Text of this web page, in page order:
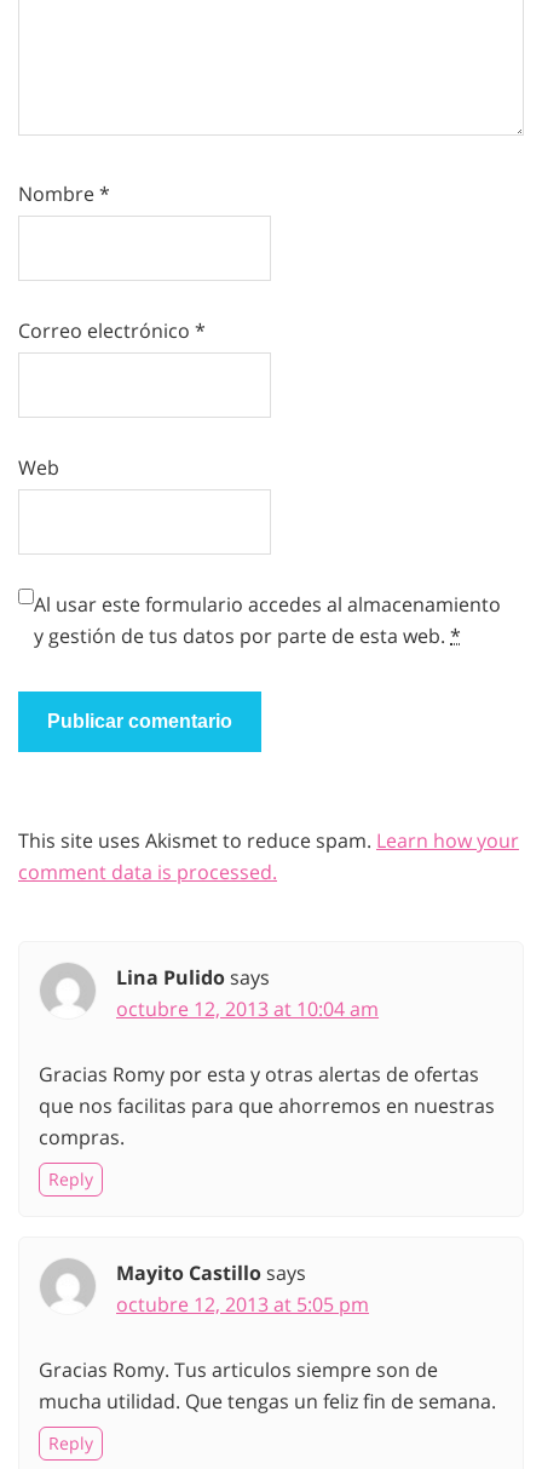
Nombre*
Correo electrónico *
Web
Al usar este formulario accedes al almacenamiento
y gestión de tus datos por parte de esta web. *
This site uses Akismet to reduce spam. Learn how your
comment data is processed.
Lina Pulidosays
octubre 12, 2013 at 10:04 am
Gracias Romy por esta y otras alertas de ofertas
que nos facilitas para que ahorremos en nuestras
compras.
Reply
Mayito Castillosays
octubre 12, 2013 at 5:05 pm
Gracias Romy. Tus articulos siempre son de
mucha utilidad. Que tengas un feliz fin de semana.
Reply